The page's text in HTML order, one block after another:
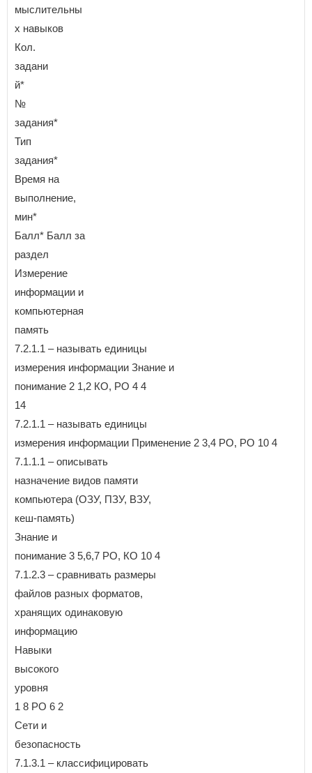
мыслительны
х навыков
Кол.
задани
й*
№
задания*
Тип
задания*
Время на
выполнение,
мин*
Балл* Балл за
раздел
Измерение
информации и
компьютерная
память
7.2.1.1 – называть единицы
измерения информации Знание и
понимание 2 1,2 КО, РО 4 4
14
7.2.1.1 – называть единицы
измерения информации Применение 2 3,4 РО, РО 10 4
7.1.1.1 – описывать
назначение видов памяти
компьютера (ОЗУ, ПЗУ, ВЗУ,
кеш-память)
Знание и
понимание 3 5,6,7 РО, КО 10 4
7.1.2.3 – сравнивать размеры
файлов разных форматов,
хранящих одинаковую
информацию
Навыки
высокого
уровня
1 8 РО 6 2
Сети и
безопасность
7.1.3.1 – классифицировать